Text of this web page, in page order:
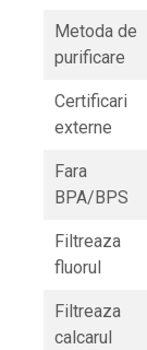
Metoda de
purificare
Certificari
externe
Fara
BPA/BPS
Filtreaza
fluorul
Filtreaza
calcarul